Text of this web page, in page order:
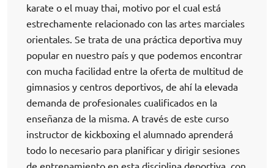
karate o el muay thai, motivo por el cual está
estrechamente relacionado con las artes marciales
orientales. Se trata de una práctica deportiva muy
popular en nuestro país y que podemos encontrar
con mucha facilidad entre la oferta de multitud de
gimnasios y centros deportivos, de ahí la elevada
demanda de profesionales cualificados en la
enseñanza de la misma. A través de este curso
instructor de kickboxing el alumnado aprenderá
todo lo necesario para planificar y dirigir sesiones